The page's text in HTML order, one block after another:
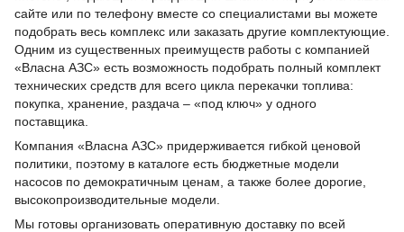
сайте или по телефону вместе со специалистами вы можете
подобрать весь комплекс или заказать другие комплектующие.
Одним из существенных преимуществ работы с компанией
«Власна АЗС» есть возможность подобрать полный комплект
технических средств для всего цикла перекачки топлива:
покупка, хранение, раздача – «под ключ» у одного
поставщика.
Компания «Власна АЗС» придерживается гибкой ценовой
политики, поэтому в каталоге есть бюджетные модели
насосов по демократичным ценам, а также более дорогие,
высокопроизводительные модели.
Мы готовы организовать оперативную доставку по всей